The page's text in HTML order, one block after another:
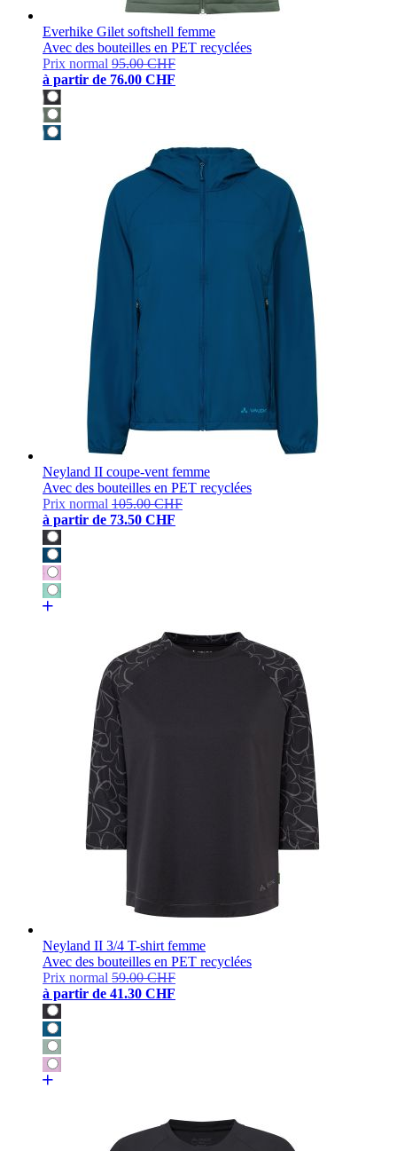
Everhike Gilet softshell femme
Avec des bouteilles en PET recyclées
Prix normal 95.00 CHF
à partir de 76.00 CHF
Neyland II coupe-vent femme
Avec des bouteilles en PET recyclées
Prix normal 105.00 CHF
à partir de 73.50 CHF
Neyland II 3/4 T-shirt femme
Avec des bouteilles en PET recyclées
Prix normal 59.00 CHF
à partir de 41.30 CHF